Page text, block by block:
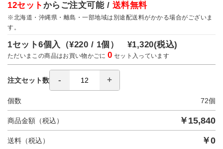
12セット からご注文可能 / 送料無料
※北海道・沖縄県・離島・一部地域は別途配送料がかかる場合がございま
す。
1セット6個入（¥220 / 1個） ¥1,320(税込)
ただいまこの商品はお買い物かごに0 セット入っています
注文セット数
個数 72個
商品金額（税込） ￥ 15,840
送料（税込） ￥0